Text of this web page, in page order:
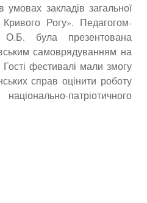
умовах закладів загальної
Кривого Рогу». Педагогом-
О.Б. була презентована
самоврядуванням на
фестивалі мали змогу
справ оцінити роботу
патріотичного